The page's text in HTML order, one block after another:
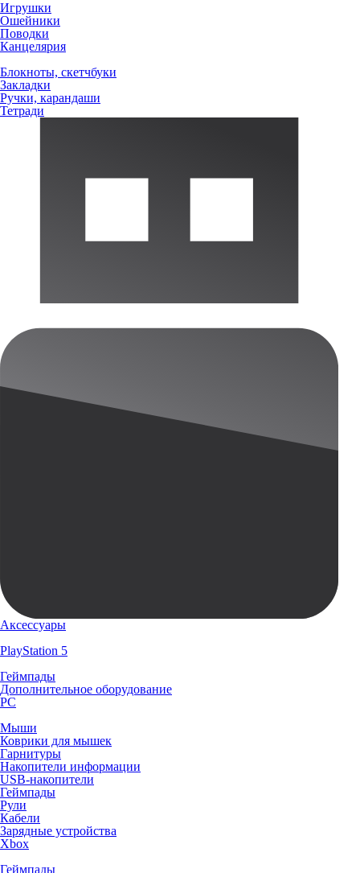
Игрушки
Ошейники
Поводки
Канцелярия
Блокноты, скетчбуки
Закладки
Ручки, карандаши
Тетради
Аксессуары
PlayStation 5
Геймпады
Дополнительное оборудование
PC
Мыши
Коврики для мышек
Гарнитуры
Накопители информации
USB-накопители
Геймпады
Рули
Кабели
Зарядные устройства
Xbox
Геймпады